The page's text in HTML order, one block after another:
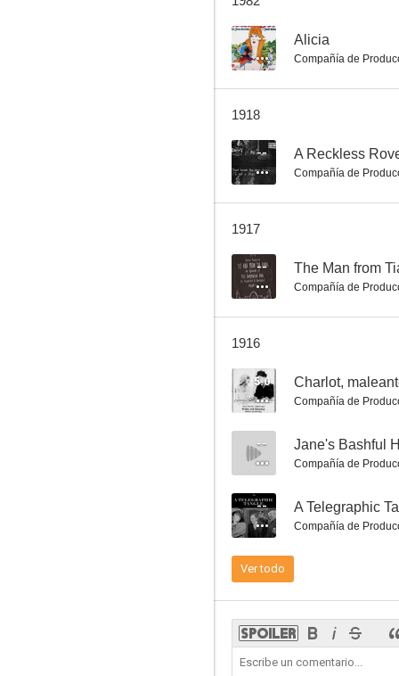
Charlot y los atracadores
--
Legal Advice
--
-- Alicia
Compañía de
1918
-- A Reckless
Compañía de
1917
-- The Man from
Compañía de
1916
5.0 Charlot,
Compañía de
-- Jane's Bashful
Compañía de
-- A Telegraphic
Compañía de
Ver todo